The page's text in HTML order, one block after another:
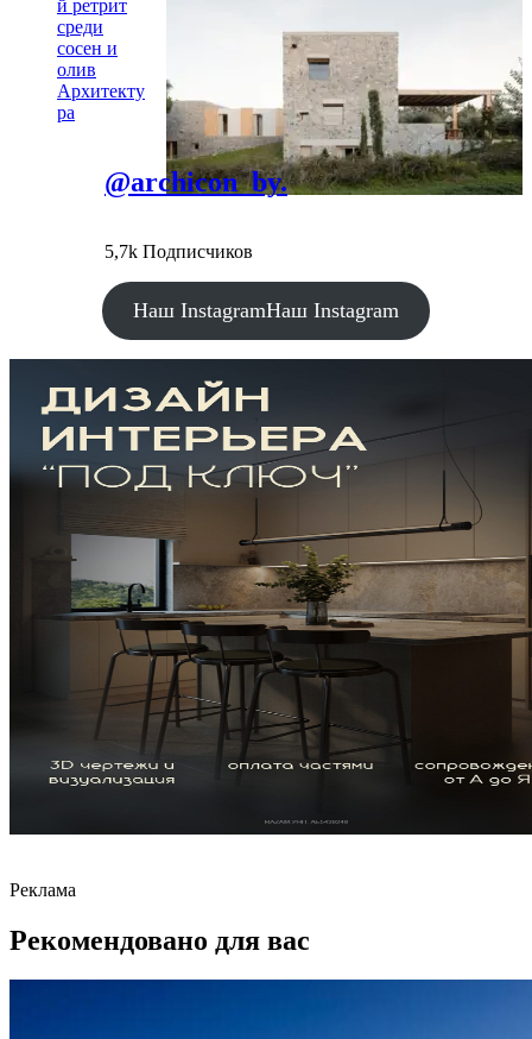
й ретрит
среди
сосен и
олив
Архитекту
ра
@archicon_by.
5,7k Подписчиков
Наш InstagramНаш Instagram
Реклама
Рекомендовано для вас